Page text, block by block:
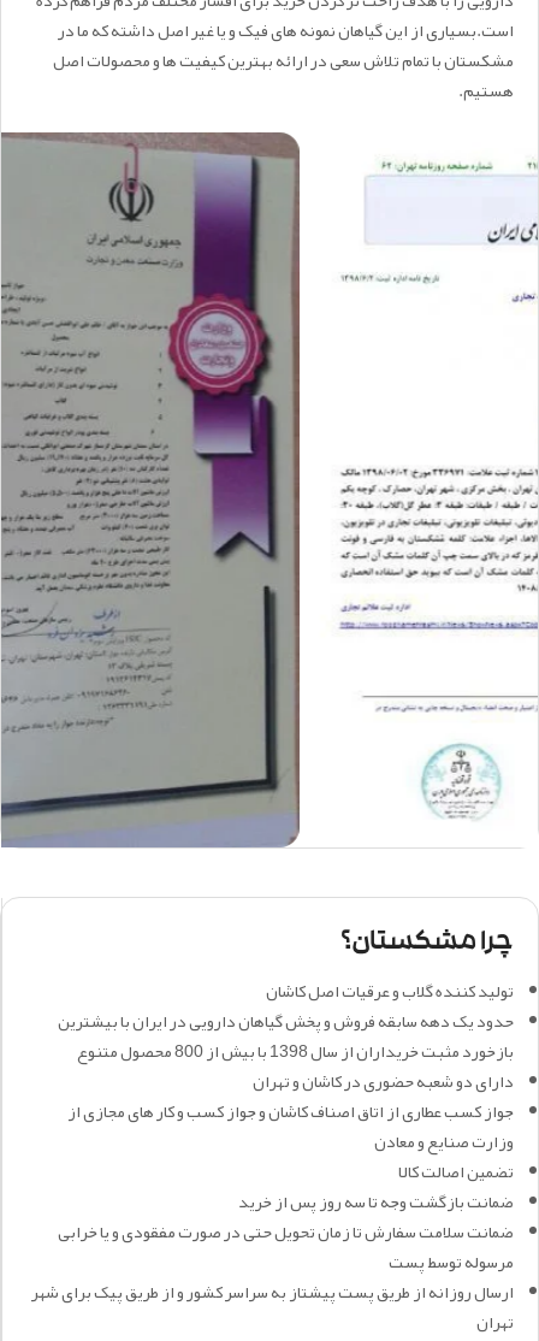
است.بسیاری از این گیاهان نمونه های فیک و یا غیر اصل داشته که ما در
مشکستان با تمام تلاش سعی در ارائه بهترین کیفیت ها و محصولات اصل
هستیم.
چرا مشکستان؟
تولید کننده گلاب و عرقیات اصل کاشان
حدود یک دهه سابقه فروش و پخش گیاهان دارویی در ایران با بیشترین
بازخورد مثبت خریداران از سال 1398 با بیش از 800 محصول متنوع
دارای دو شعبه حضوری در کاشان و تهران
جواز کسب عطاری از اتاق اصناف کاشان و جواز کسب و کار های مجازی از
وزارت صنایع و معادن
تضمین اصالت کالا
ضمانت بازگشت وجه تا سه روز پس از خرید
ضمانت سلامت سفارش تا زمان تحویل حتی در صورت مفقودی و یا خرابی
مرسوله توسط پست
ارسال روزانه از طریق پست پیشتاز به سراسر کشور و از طریق پیک برای شهر
تهران